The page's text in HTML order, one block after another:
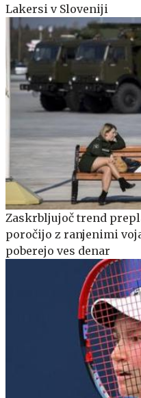
Lakersi v Sloveniji
Zaskrbljujoč trend
poročijo z ranjenimi
poberejo ves denar